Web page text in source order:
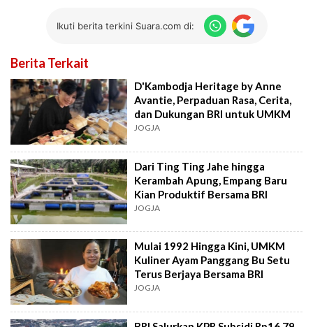
Ikuti berita terkini Suara.com di:
Berita Terkait
D'Kambodja Heritage by Anne
Avantie, Perpaduan Rasa, Cerita,
dan Dukungan BRI untuk UMKM
JOGJA
Dari Ting Ting Jahe hingga
Kerambah Apung, Empang Baru
Kian Produktif Bersama BRI
JOGJA
Mulai 1992 Hingga Kini, UMKM
Kuliner Ayam Panggang Bu Setu
Terus Berjaya Bersama BRI
JOGJA